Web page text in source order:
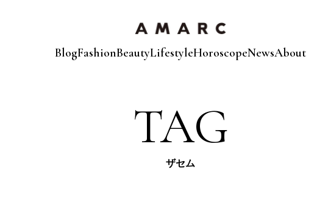
BlogFashionBeautyLifestyleHoroscopeNewsAbout
TAG
ザセム